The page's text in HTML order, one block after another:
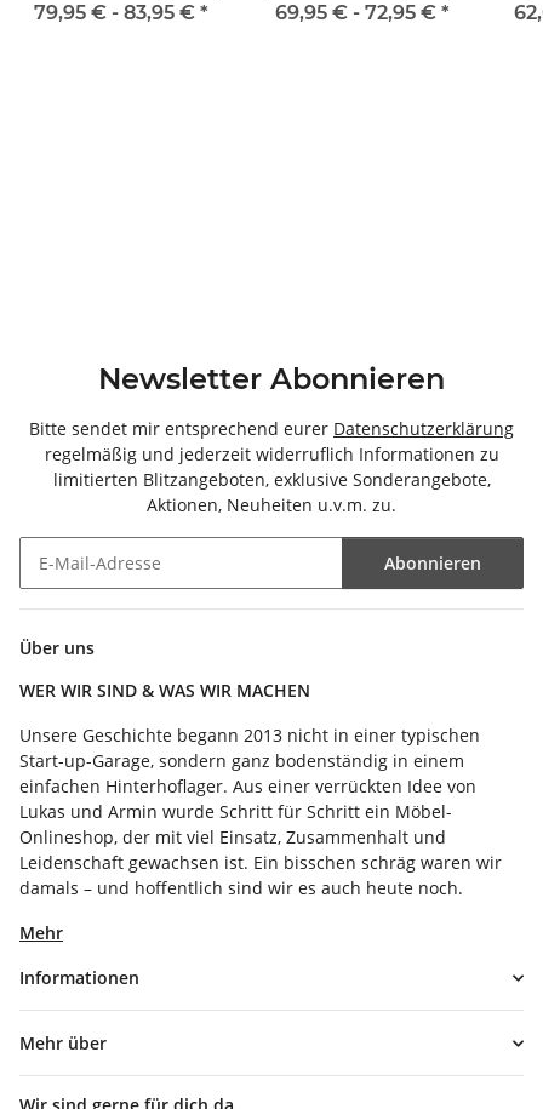
79,95 € - 83,95 € *
69,95 € - 72,95 € *
Newsletter Abonnieren
Bitte sendet mir entsprechend eurer Datenschutzerklärung
regelmäßig und jederzeit widerruflich Informationen zu
limitierten Blitzangeboten, exklusive Sonderangebote,
Aktionen, Neuheiten u.v.m. zu.
Abonnieren
Über uns
WER WIR SIND & WAS WIR MACHEN
Unsere Geschichte begann 2013 nicht in einer typischen
Start-up-Garage, sondern ganz bodenständig in einem
einfachen Hinterhoflager. Aus einer verrückten Idee von
Lukas und Armin wurde Schritt für Schritt ein Möbel-
Onlineshop, der mit viel Einsatz, Zusammenhalt und
Leidenschaft gewachsen ist. Ein bisschen schräg waren wir
damals – und hoffentlich sind wir es auch heute noch.
Mehr
Informationen
Mehr über